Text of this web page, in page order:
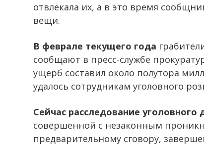
отвлекала их, а в это время
вещи.
В феврале текущего года
сообщают в пресс-службе
ущерб составил около полутора
удалось сотрудникам уголовного
Сейчас расследование уголовного
совершенной с незаконным
предварительному сговору,